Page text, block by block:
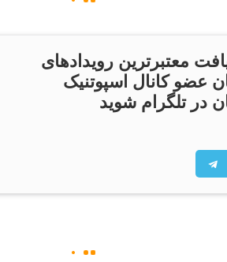
معتبرترین رویدادهای
عضو کانال اسپوتنیک
در تلگرام شوید